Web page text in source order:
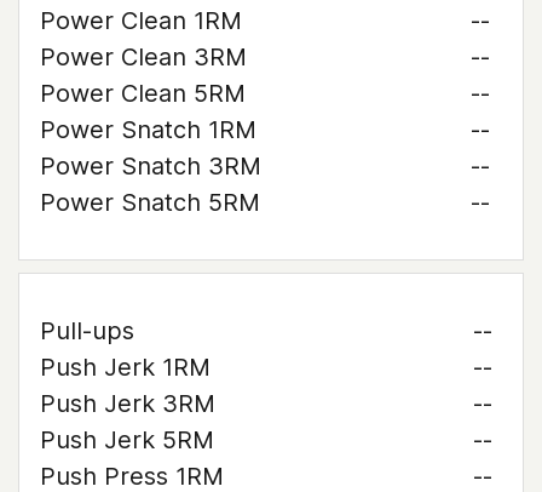
Power Clean 1RM
--
Power Clean 3RM
--
Power Clean 5RM
--
Power Snatch 1RM
--
Power Snatch 3RM
--
Power Snatch 5RM
--
Pull-ups
--
Push Jerk 1RM
--
Push Jerk 3RM
--
Push Jerk 5RM
--
Push Press 1RM
--